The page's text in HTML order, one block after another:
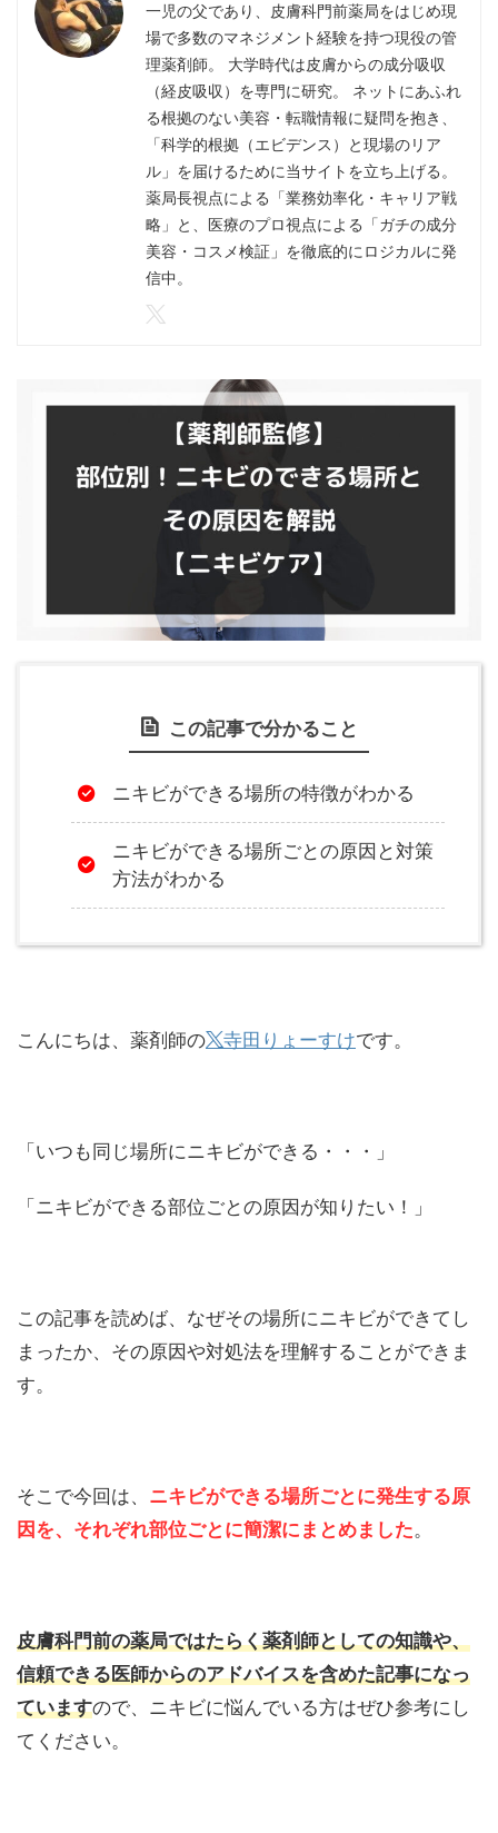
一児の父であり、皮膚科門前薬局をはじめ現
場で多数のマネジメント経験を持つ現役の管
理薬剤師。 大学時代は皮膚からの成分吸収
（経皮吸収）を専門に研究。 ネットにあふれ
る根拠のない美容・転職情報に疑問を抱き、
「科学的根拠（エビデンス）と現場のリア
ル」を届けるために当サイトを立ち上げる。
薬局長視点による「業務効率化・キャリア戦
略」と、医療のプロ視点による「ガチの成分
美容・コスメ検証」を徹底的にロジカルに発
信中。
この記事で分かること
ニキビができる場所の特徴がわかる
ニキビができる場所ごとの原因と対策
方法がわかる
こんにちは、薬剤師の 寺田りょーすけです。
「いつも同じ場所にニキビができる・・・」
「ニキビができる部位ごとの原因が知りたい！」
この記事を読めば、なぜその場所にニキビができてし
まったか、その原因や対処法を理解することができま
す。
そこで今回は、 ニキビができる場所ごとに発生する原
因を、それぞれ部位ごとに簡潔にまとめました。
皮膚科門前の薬局ではたらく薬剤師としての知識や、
信頼できる医師からのアドバイスを含めた記事になっ
ていますので、ニキビに悩んでいる方はぜひ参考にし
てください。